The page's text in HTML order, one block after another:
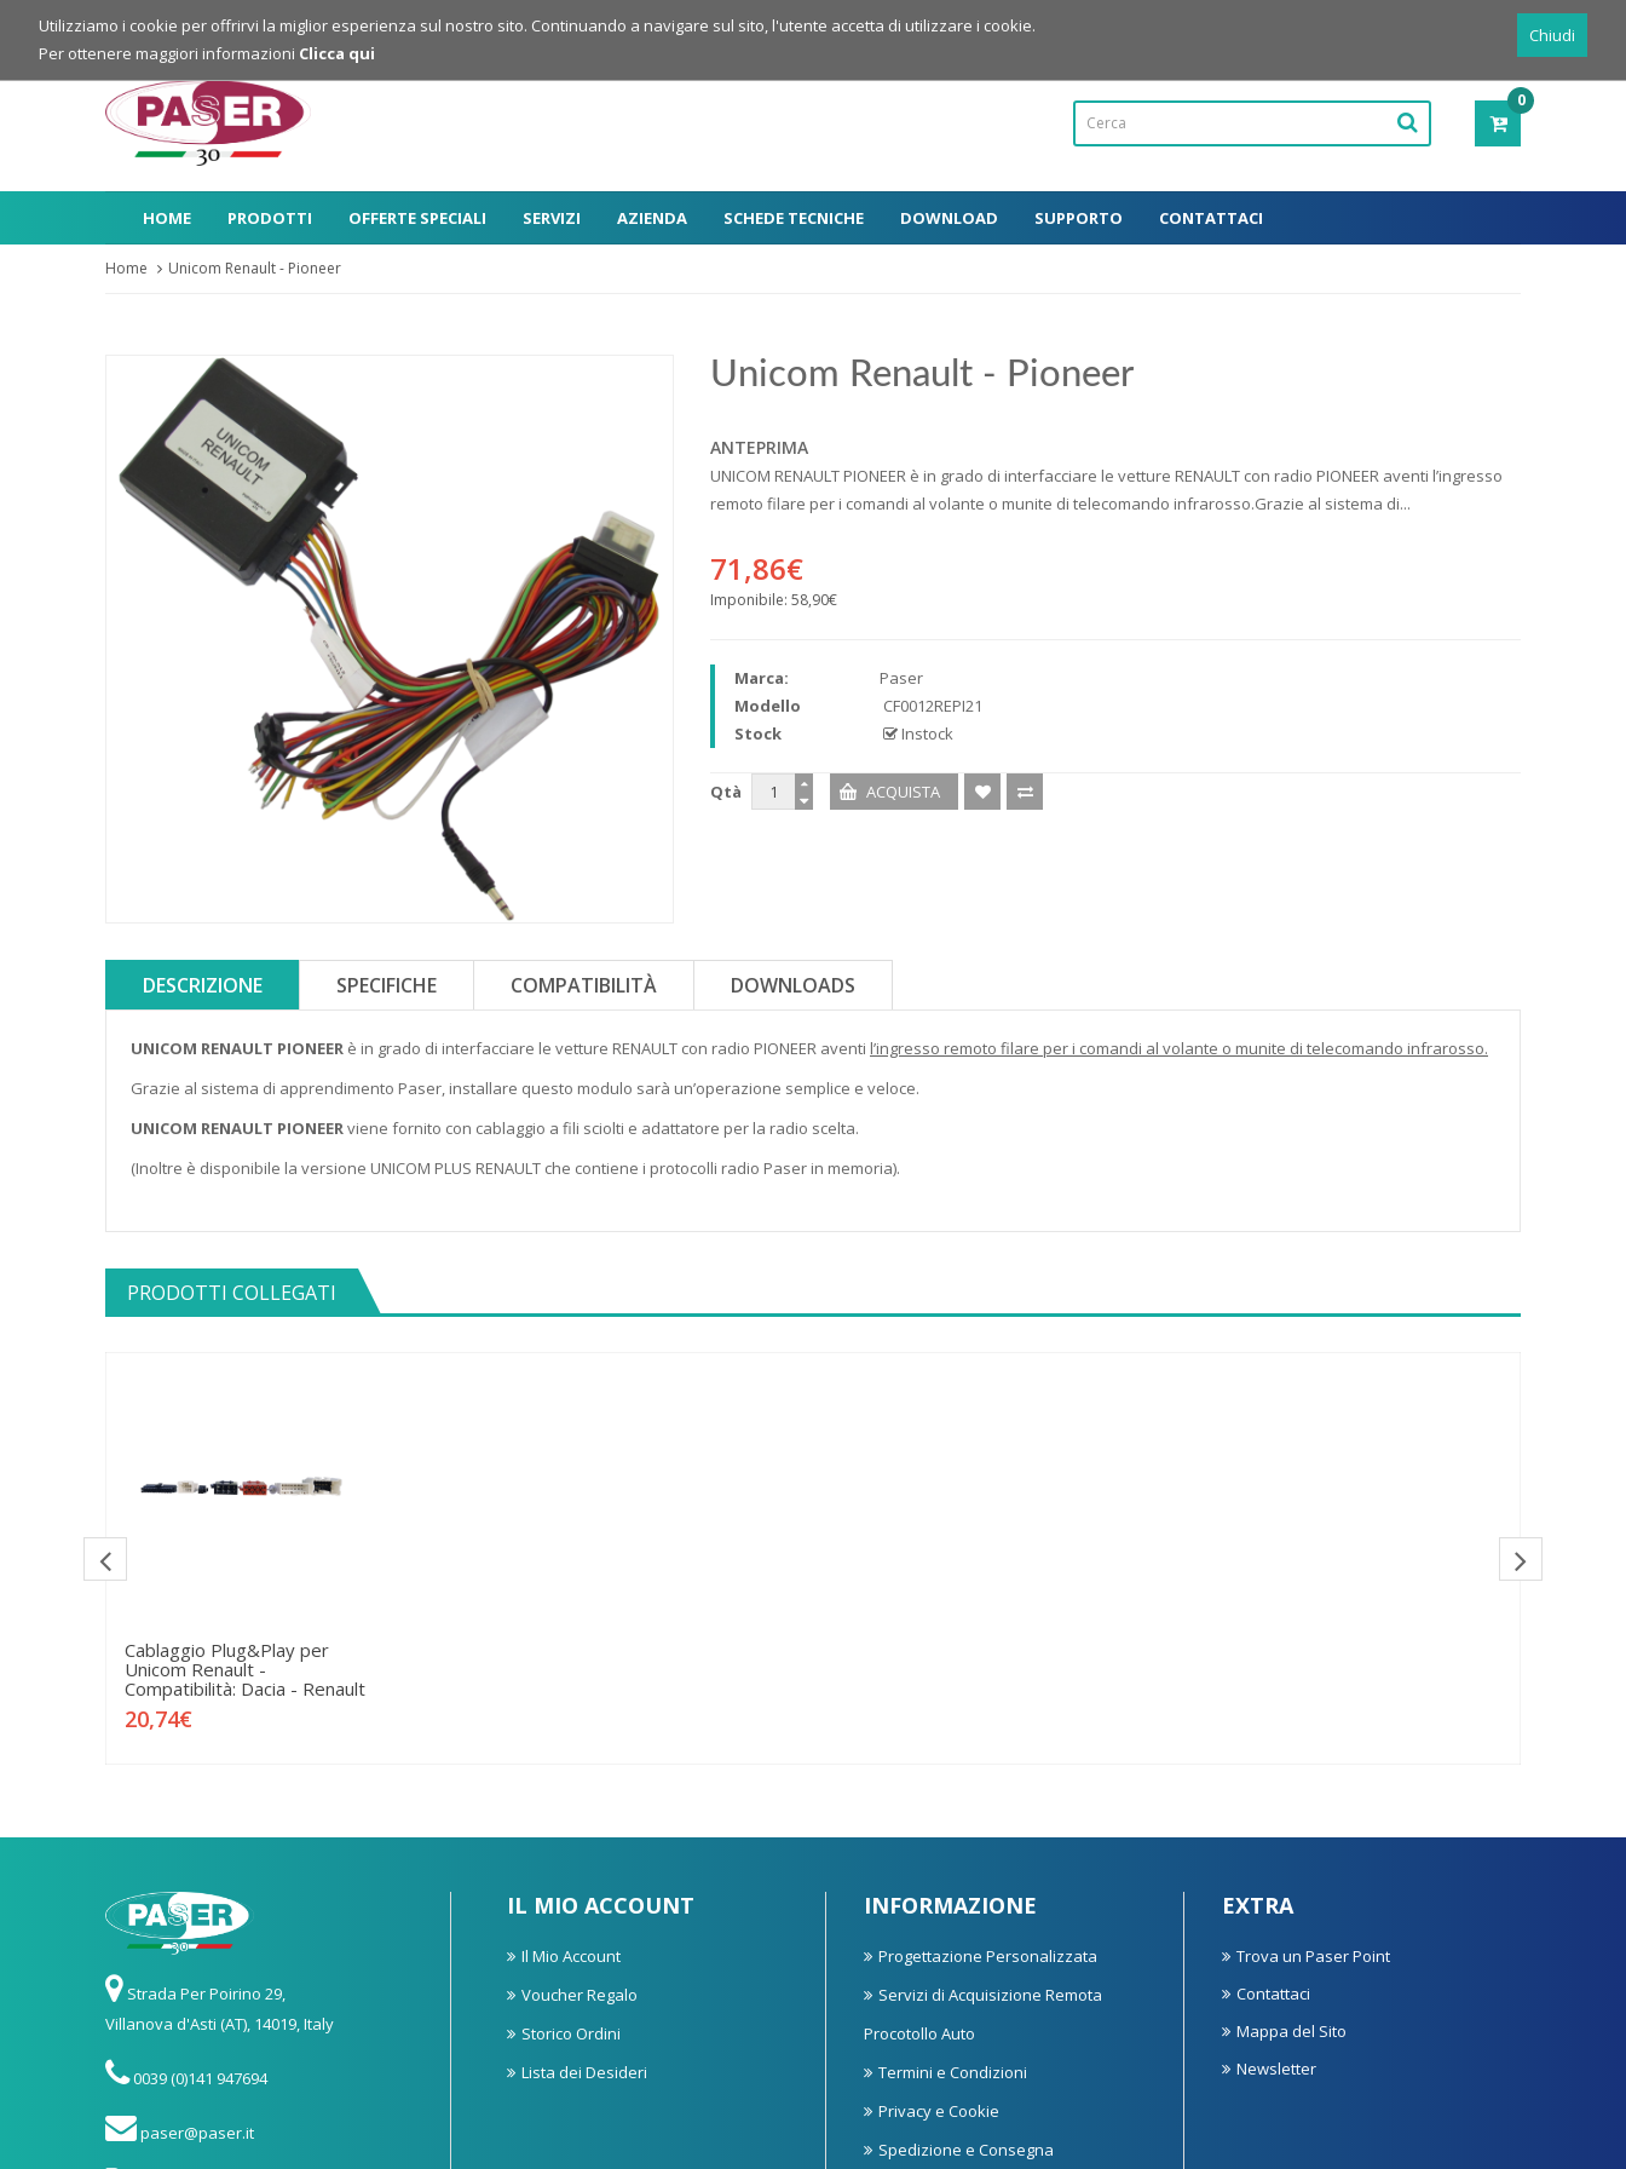
Login Registrazione
0
-
HOME PRODOTTI OFFERTE SPECIALI SERVIZI AZIENDA SCHEDE TECNICHE DOWNLOAD SUPPORTO CONTATTACI
Home Unicom Renault - Pioneer
Unicom Renault - Pioneer
ANTEPRIMA
UNICOM RENAULT PIONEER è in grado di interfacciare le vetture RENAULT con radio PIONEER aventi l’ingresso
remoto filare per i comandi al volante o munite di telecomando infrarosso.Grazie al sistema di...
71,86€
Imponibile: 58,90€
Marca:
Paser
Modello
CF0012REPI21
Stock
Instock
Qtà
DESCRIZIONE SPECIFICHE COMPATIBILITÀ DOWNLOADS
UNICOM RENAULT PIONEER è in grado di interfacciare le vetture RENAULT con radio PIONEER aventi l’ingresso remoto filare per i comandi al volante o munite di telecomando infrarosso.
Grazie al sistema di apprendimento Paser, installare questo modulo sarà un’operazione semplice e veloce.
UNICOM RENAULT PIONEERviene fornito con cablaggio a fili sciolti e adattatore per la radio scelta.
(Inoltre è disponibile la versione UNICOM PLUS RENAULT che contiene i protocolli radio Paser in memoria).
PRODOTTI COLLEGATI
Cablaggio Plug&Play per
Unicom Renault -
Compatibilità: Dacia - Renault
20,74€
Strada Per Poirino 29,
Villanova d'Asti (AT), 14019, Italy
0039 (0)141 947694
paser@paser.it
IL MIO ACCOUNT
Il Mio Account
Voucher Regalo
Storico Ordini
Lista dei Desideri
INFORMAZIONE
Progettazione Personalizzata
Servizi di Acquisizione Remota
Procotollo Auto
Termini e Condizioni
Privacy e Cookie
Spedizione e Consegna
EXTRA
Trova un Paser Point
Contattaci
Mappa del Sito
Newsletter
Chiudi
Utilizziamo i cookie per offrirvi la miglior esperienza sul nostro sito. Continuando a navigare sul sito, l'utente accetta di utilizzare i cookie.
Per ottenere maggiori informazioni Clicca qui